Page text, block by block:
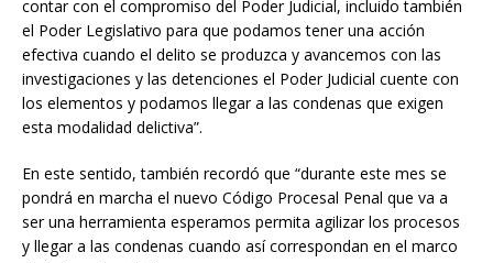
contar con el compromiso del Poder Judicial, incluido también
el Poder Legislativo para que podamos tener una acción
efectiva cuando el delito se produzca y avancemos con las
investigaciones y las detenciones el Poder Judicial cuente con
los elementos y podamos llegar a las condenas que exigen
esta modalidad delictiva”.
En este sentido, también recordó que “durante este mes se
pondrá en marcha el nuevo Código Procesal Penal que va a
ser una herramienta esperamos permita agilizar los procesos
y llegar a las condenas cuando así correspondan en el marco